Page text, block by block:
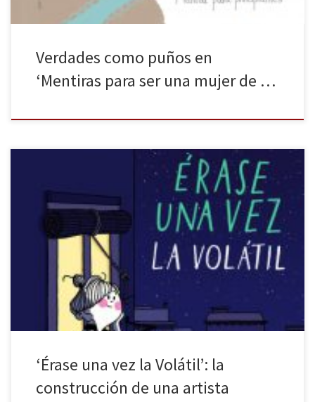
Verdades como puños en
‘Mentiras para ser una mujer de …
Lumen publica lo último de Agustina Guerrero: Érase una vez la
Volátil. Como en obras anteriores de la autora, una historia con
tintes personales vuelve a cobrar forma de cómic para expresar
una vivencia que será trasladable a muchas otras personas que se
lanzan a la aventura que le deparan […]
‘Érase una vez la Volátil’: la
construcción de una artista